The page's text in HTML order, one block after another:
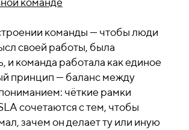
команды — чтобы люди
своей работы, была
и команда работала как единое
принцип — баланс между
чёткие рамки
сочетаются с тем, чтобы
зачем он делает ту или иную